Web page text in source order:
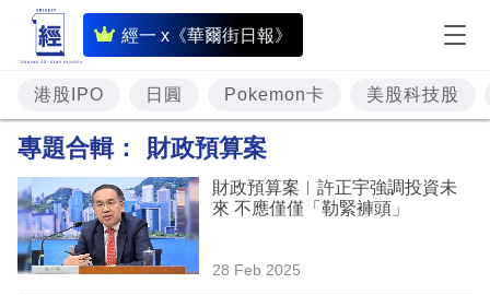
經一 x《華爾街日報》
即
時
財
經
題
投
資
港股IPO 日圓 Pokemon卡 美股科技股
專題合輯： 財政預算案
財政預算案︳許正宇強調投資未
來 不應僅僅「勒緊褲頭」
28 Feb 2025